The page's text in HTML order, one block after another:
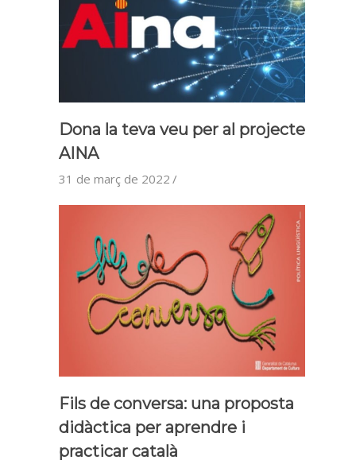
Dona la teva veu per al projecte
AINA
31 de març de 2022
Fils de conversa: una proposta
didàctica per aprendre i
practicar català